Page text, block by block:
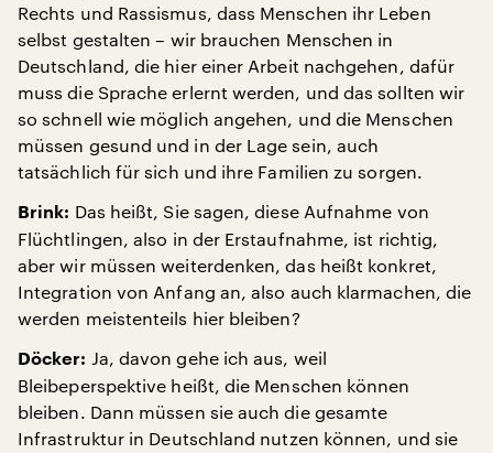
Rechts und Rassismus, dass Menschen ihr Leben
selbst gestalten – wir brauchen Menschen in
Deutschland, die hier einer Arbeit nachgehen, dafür
muss die Sprache erlernt werden, und das sollten wir
so schnell wie möglich angehen, und die Menschen
müssen gesund und in der Lage sein, auch
tatsächlich für sich und ihre Familien zu sorgen.
Brink: Das heißt, Sie sagen, diese Aufnahme von
Flüchtlingen, also in der Erstaufnahme, ist richtig,
aber wir müssen weiterdenken, das heißt konkret,
Integration von Anfang an, also auch klarmachen, die
werden meistenteils hier bleiben?
Döcker: Ja, davon gehe ich aus, weil
Bleibeperspektive heißt, die Menschen können
bleiben. Dann müssen sie auch die gesamte
Infrastruktur in Deutschland nutzen können, und sie